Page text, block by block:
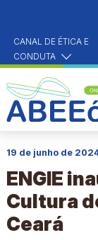
CANAL DE ÉTICA E
CONDUTA
HOME NOTÍCIAS
ENGIE INAUGURA CENTRO
19 de junho de
ENGIE
Cultura
Ceará